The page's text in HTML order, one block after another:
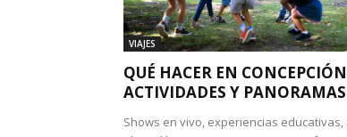
VIAJES
QUÉ HACER EN
ACTIVIDADES Y
Shows en vivo, experiencias